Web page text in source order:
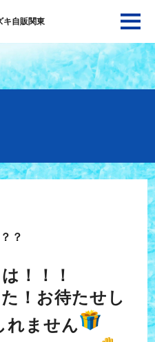
キ自販関東
？
！！！
！お待たせし
れません